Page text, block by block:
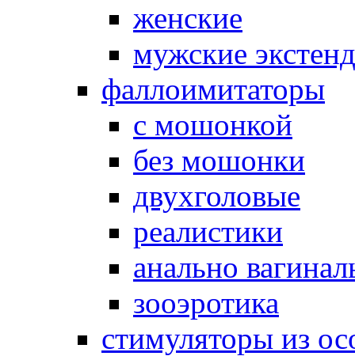
женские
мужские
фаллоимитаторы
с мошонкой
без мошонки
двухголовые
реалистики
анально
зооэротика
стимуляторы из